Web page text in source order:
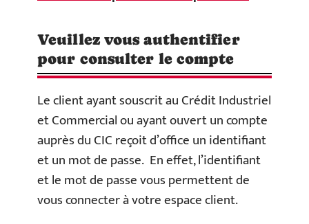
Veuillez vous authentifier
pour consulter le compte
Le client ayant souscrit au Crédit Industriel
et Commercial ou ayant ouvert un compte
auprès du CIC reçoit d’office un identifiant
et un mot de passe. En effet, l’identifiant
et le mot de passe vous permettent de
vous connecter à votre espace client.